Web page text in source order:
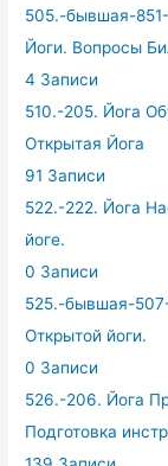
505.-бывшая-
Йоги. Вопросы
4 Записи
510.-205. Йога
Открытая Йога
91 Записи
522.-222. Йога
йоге.
0 Записи
525.-бывшая-
Открытой йоги.
0 Записи
526.-206. Йога
Подготовка